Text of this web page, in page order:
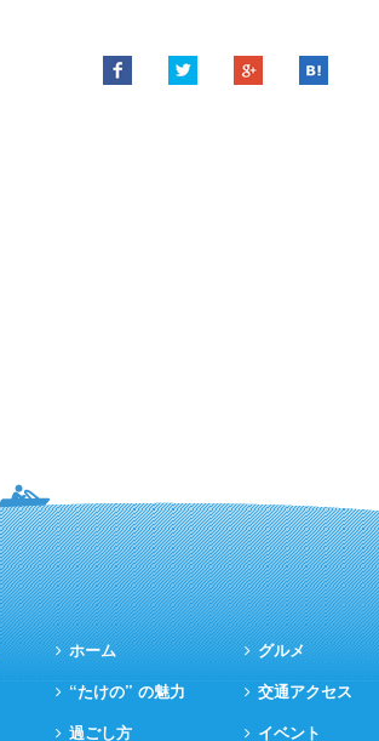
ホーム
“たけの” の魅力
過ごし方
グルメ
交通アクセス
イベント